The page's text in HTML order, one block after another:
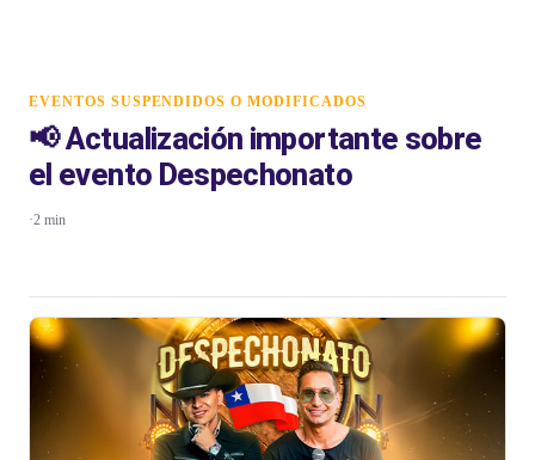
EVENTOS SUSPENDIDOS O MODIFICADOS
📢 Actualización importante sobre
el evento Despechonato
·2 min